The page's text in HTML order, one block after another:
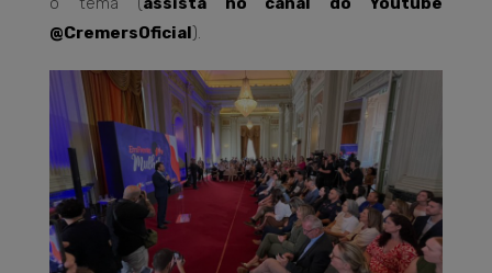
@CremersOficial).